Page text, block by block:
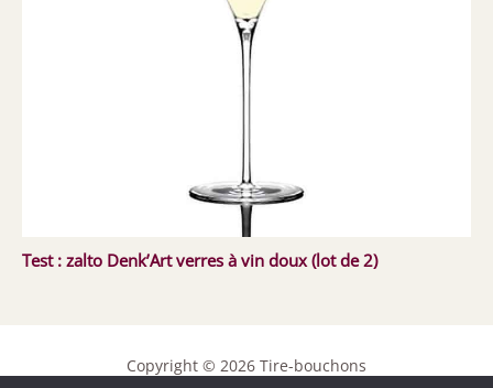
Test : zalto Denk’Art verres à vin doux (lot de 2)
Copyright © 2026 Tire-bouchons